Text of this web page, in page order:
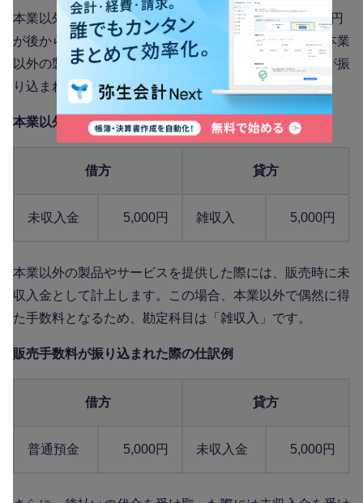
本業以外の製品やサービスを販売し、販売手数料5,000円
が後から振り込まれる場合の仕訳方法を紹介します。本業
以外の製品やサービスを販売した時点と、販売手数料が振
り込まれた際の仕訳例は以下のとおりです。
本業以外の製品やサービスを販売した時点での仕訳例
借方 貸方
未収入金 5,000円 雑収入 5,000円
本業以外の製品やサービスを提供した際には、販売時に未
収入金として計上します。この場合、本業以外で偶然に得
た手数料となるため、勘定科目は「雑収入」です。
販売手数料が振り込まれた際の仕訳例
借方 貸方
普通預金 5,000円 未収入金 5,000円